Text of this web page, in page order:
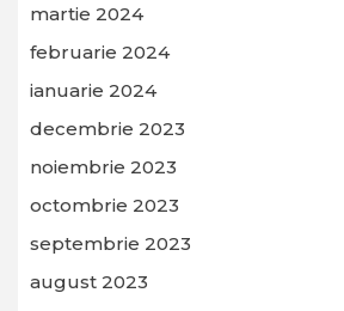
martie 2024
februarie 2024
ianuarie 2024
decembrie 2023
noiembrie 2023
octombrie 2023
septembrie 2023
august 2023